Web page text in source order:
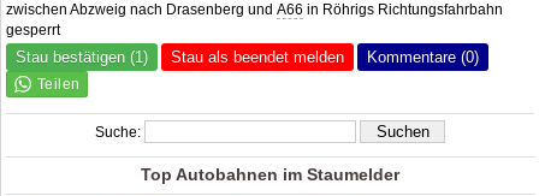
zwischen Abzweig nach Drasenberg undA66 in Röhrigs Richtungsfahrbahn
gesperrt
Stau bestätigen (1) Stau als beendet melden Kommentare (0)
Suche:
Top Autobahnen im Staumelder